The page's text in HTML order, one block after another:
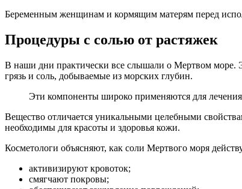
Беременным женщинам и кормящим матерям перед
Процедуры с солью от растяжек
В наши дни практически все слышали о Мертвом море.
грязь и соль, добываемые из морских глубин.
Эти компоненты широко применяются для
Вещество отличается уникальными целебными
необходимы для красоты и здоровья кожи.
Косметологи объясняют, как соли Мертвого моря
активизируют кровоток;
смягчают покровы;